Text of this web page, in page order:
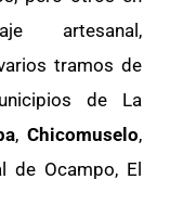
artesanal,
tramos de
de La
,Chicomuselo,
de Ocampo, El